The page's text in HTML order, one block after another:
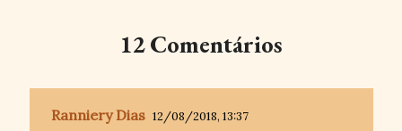
12 Comentários
Ranniery Dias 12/08/2018, 13:37